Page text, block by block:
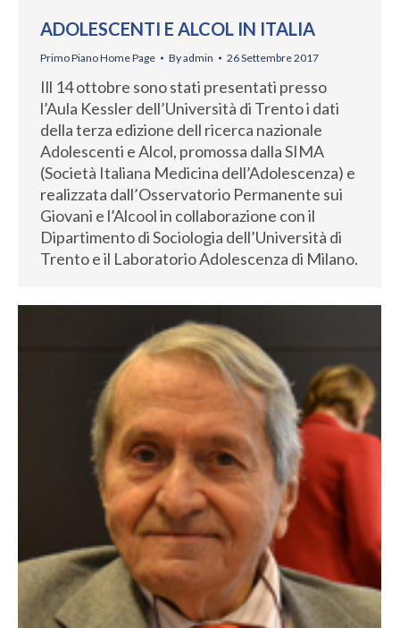
ADOLESCENTI E ALCOL IN ITALIA
Primo Piano Home Page Byadmin 26 Settembre 2017
Ill 14 ottobre sono stati presentati presso
l’Aula Kessler dell’Università di Trento i dati
della terza edizione dell ricerca nazionale
Adolescenti e Alcol, promossa dalla SIMA
(Società Italiana Medicina dell’Adolescenza) e
realizzata dall’Osservatorio Permanente sui
Giovani e l’Alcool in collaborazione con il
Dipartimento di Sociologia dell’Università di
Trento e il Laboratorio Adolescenza di Milano.